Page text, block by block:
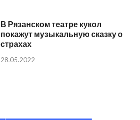
В Рязанском театре кукол
покажут музыкальную сказку о
страхах
28.05.2022